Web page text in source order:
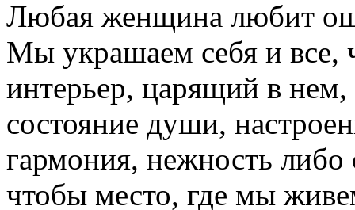
Любая женщина любит
Мы украшаем себя и все,
интерьер, царящий в нем,
состояние души,
гармония, нежность либо
чтобы место, где мы